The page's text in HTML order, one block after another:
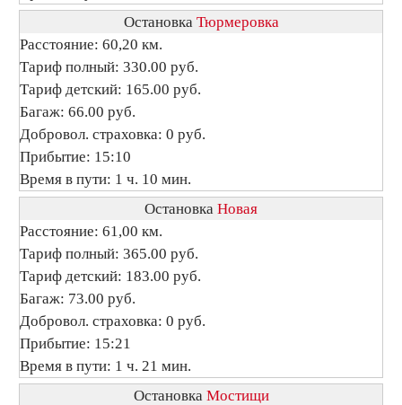
Остановка Тюрмеровка
Расстояние: 60,20 км.
Тариф полный: 330.00 руб.
Тариф детский: 165.00 руб.
Багаж: 66.00 руб.
Добровол. страховка: 0 руб.
Прибытие: 15:10
Время в пути: 1 ч. 10 мин.
Остановка Новая
Расстояние: 61,00 км.
Тариф полный: 365.00 руб.
Тариф детский: 183.00 руб.
Багаж: 73.00 руб.
Добровол. страховка: 0 руб.
Прибытие: 15:21
Время в пути: 1 ч. 21 мин.
Остановка Мостищи